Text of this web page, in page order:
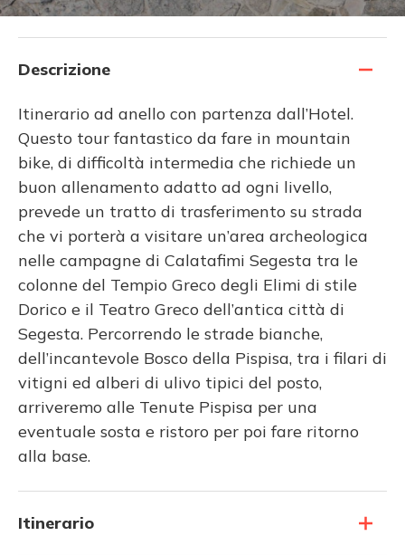
Descrizione
Itinerario ad anello con partenza dall’Hotel.
Questo tour fantastico da fare in mountain
bike, di difficoltà intermedia che richiede un
buon allenamento adatto ad ogni livello,
prevede un tratto di trasferimento su strada
che vi porterà a visitare un’area archeologica
nelle campagne di Calatafimi Segesta tra le
colonne del Tempio Greco degli Elimi di stile
Dorico e il Teatro Greco dell’antica città di
Segesta. Percorrendo le strade bianche,
dell’incantevole Bosco della Pispisa, tra i filari di
vitigni ed alberi di ulivo tipici del posto,
arriveremo alle Tenute Pispisa per una
eventuale sosta e ristoro per poi fare ritorno
alla base.
Itinerario